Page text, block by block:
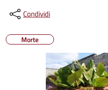
Condividi
Morte